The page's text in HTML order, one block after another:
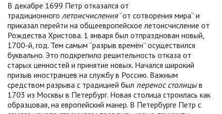
В декабре 1699 Петр отказался от
традиционного летоисчисления“от сотворения мира” и
приказал перейти на общеевропейское летоисчисление от
Рождества Христова. 1 января был отпразднован новый,
1700-й, год. Тем самым “разрыв времён” осуществился
буквально. Это подкрепило решительность отказа от
старых ценностей и принятие новых. Начался широкий
призыв иностранцев на службу в Россию. Важным
средством разрыва с традицией был перенос столицыв
1703 из Москвы в Петербург. Новая столица строилась как
образцовая, на европейский манер. В Петербурге Петр с